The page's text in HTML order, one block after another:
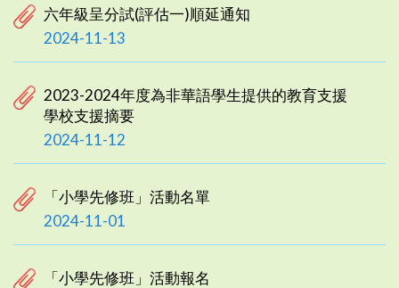
六年級呈分試(評估一)順延通知
2024-11-13
2023-2024年度為非華語學生提供的教育支援
學校支援摘要
2024-11-12
「小學先修班」活動名單
2024-11-01
「小學先修班」活動報名